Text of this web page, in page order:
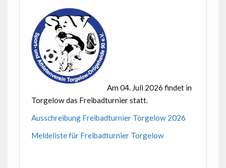
Am 04. Juli 2026 findet in
Torgelow das Freibadturnier statt.
Ausschreibung Freibadturnier Torgelow 2026
Meldeliste für Freibadturnier Torgelow